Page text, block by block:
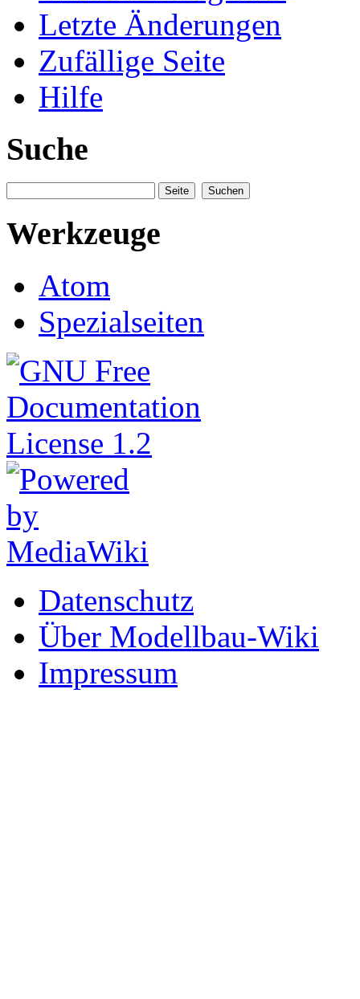
Letzte Änderungen
Zufällige Seite
Hilfe
Suche
Werkzeuge
Atom
Spezialseiten
Datenschutz
Über Modellbau-Wiki
Impressum